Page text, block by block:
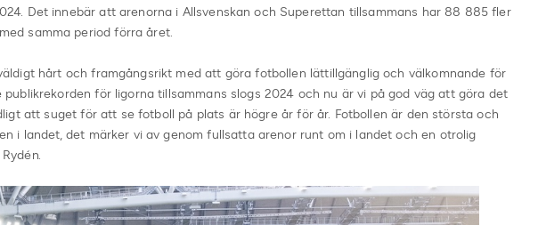
Det innebär att arenorna i Allsvenskan och Superettan tillsammans har 88 885 fler
samma period förra året.
hårt och framgångsrikt med att göra fotbollen lättillgänglig och välkomnande för
publikrekorden för ligorna tillsammans slogs 2024 och nu är vi på god väg att göra det
att suget för att se fotboll på plats är högre år för år. Fotbollen är den största och
i landet, det märker vi av genom fullsatta arenor runt om i landet och en otrolig